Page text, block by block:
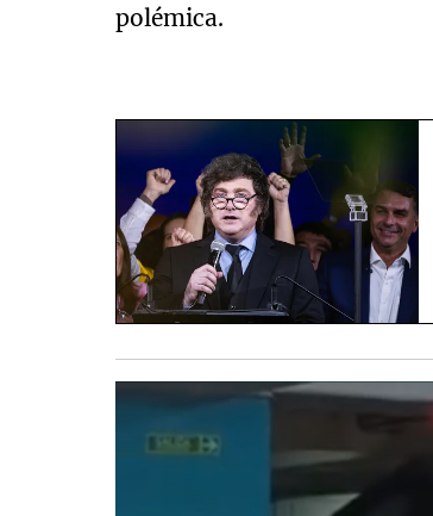
polémica.